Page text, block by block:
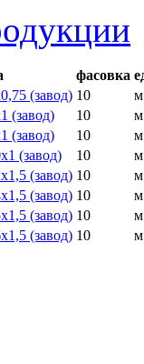
фасовка
(завод) 10
м
(завод) 10
м
(завод) 10
м
(завод) 10
м
(завод) 10
м
(завод) 10
м
(завод) 10
м
(завод) 10 м